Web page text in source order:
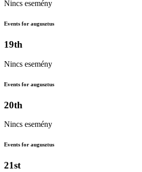
Nincs esemény
Events for augusztus
19th
Nincs esemény
Events for augusztus
20th
Nincs esemény
Events for augusztus
21st